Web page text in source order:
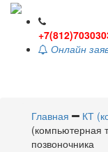
Онлайн
Главная
КТ
(компьютерная
позвоночника